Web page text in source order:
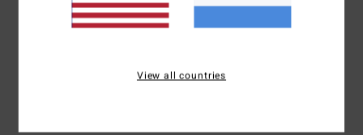
Samenstelling[Hoofdstof] 55% katoen, 25% gerecycled
View all countries